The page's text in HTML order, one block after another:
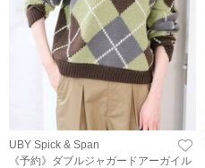
UBY Spick & Span
《予約》ダブルジャガードアーガイル